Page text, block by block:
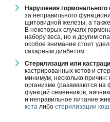
Нарушения гормонального
за неправильного
щитовидной железы, а
В некоторых случаях
набору веса, но и другим
особое внимание стоит
сахарным диабетом.
Стерилизация или
кастрированных котов и
минимум, несколько
организме (развиваются
функций семенников,
и неправильное питание
кота либо стерилизации